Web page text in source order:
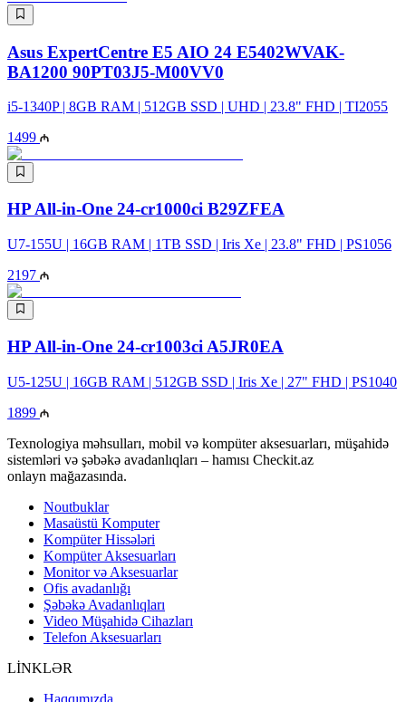
Asus ExpertCentre E5 AIO 24 E5402WVAK-
BA1200 90PT03J5-M00VV0
i5-1340P | 8GB RAM | 512GB SSD | UHD | 23.8" FHD | TI2055
1499
HP All-in-One 24-cr1000ci B29ZFEA
U7-155U | 16GB RAM | 1TB SSD | Iris Xe | 23.8" FHD | PS1056
2197
HP All-in-One 24-cr1003ci A5JR0EA
U5-125U | 16GB RAM | 512GB SSD | Iris Xe | 27" FHD | PS1040
1899
Texnologiya məhsulları, mobil və kompüter aksesuarları, müşahidə
sistemləri və şəbəkə avadanlıqları – hamısı Checkit.az
onlayn mağazasında.
Noutbuklar
Masaüstü Komputer
Kompüter Hissələri
Kompüter Aksesuarları
Monitor və Aksesuarlar
Ofis avadanlığı
Şəbəkə Avadanlıqları
Video Müşahidə Cihazları
Telefon Aksesuarları
LİNKLƏR
Haqqımızda